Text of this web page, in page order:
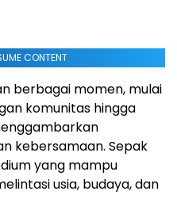
CONTENT
berbagai momen, mulai
komunitas hingga
kebersamaan. Sepak
yang mampu
usia, budaya, dan